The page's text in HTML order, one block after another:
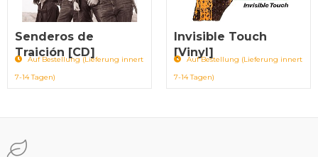
Senderos de
Traición [CD]
Auf Bestellung (Lieferung innert
7-14 Tagen)
Invisible Touch
[Vinyl]
Auf Bestellung (Lieferung innert
7-14 Tagen)